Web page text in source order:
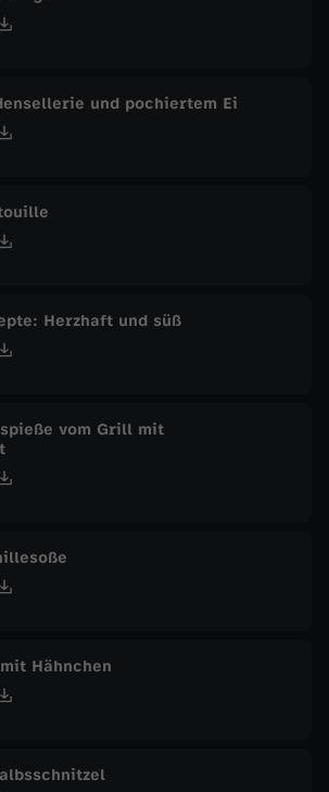
und pochiertem Ei
Herzhaft und süß
vom Grill mit
Hähnchen